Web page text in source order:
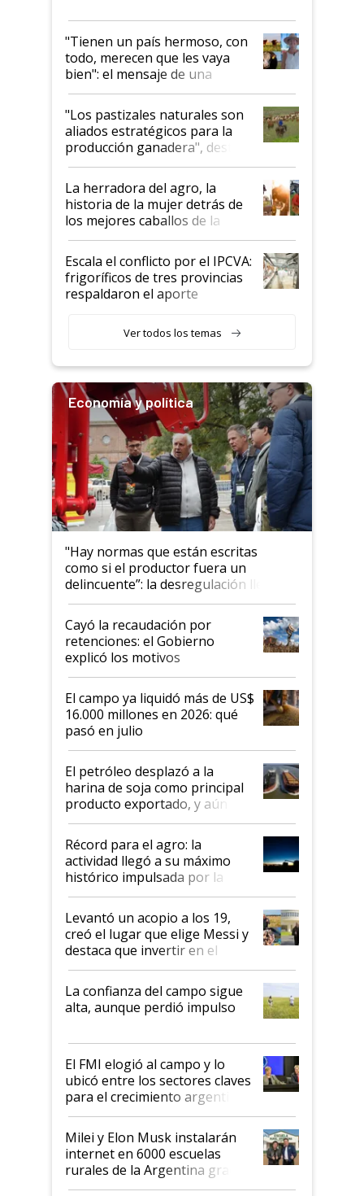
"Tienen un país hermoso, con
todo, merecen que les vaya
bien": el mensaje de una
ganadera uruguaya sobre las
oportunidades que se abren
para el agro en Argentina, con
foco en la carne
"Los pastizales naturales son
aliados estratégicos para la
producción ganadera", destaca
la iniciativa que ya reúne a 46
establecimientos en Argentina
La herradora del agro, la
historia de la mujer detrás de
los mejores caballos de la
Argentina y los mitos que
todavía hacen sufrir a estos
animales: "Mientras me
descalificaban, yo seguí
haciendo currículum"
Escala el conflicto por el IPCVA:
frigoríficos de tres provincias
respaldaron el aporte
Ver todos los temas
Economía y política
"Hay normas que están escritas
como si el productor fuera un
delincuente”: la desregulación llegó
al Congreso Aapresid y hasta se
habló del financiamiento al IPCVA
Cayó la recaudación por
retenciones: el Gobierno
explicó los motivos
El campo ya liquidó más de US$
16.000 millones en 2026: qué
pasó en julio
El petróleo desplazó a la
harina de soja como principal
producto exportado, y aún así
el agro aportó casi seis de cada
diez dólares y sostuvo el
liderazgo en un semestre
récord
Récord para el agro: la
actividad llegó a su máximo
histórico impulsada por la
cosecha y las exportaciones
Levantó un acopio a los 19,
creó el lugar que elige Messi y
destaca que invertir en el
kirchnerismo era como "darle
plata a un hijo para droga":
Juan Félix Rossetti, el libertario
que de una dura crisis salió
de Milei
La confianza del campo sigue
alta, aunque perdió impulso
El FMI elogió al campo y lo
ubicó entre los sectores claves
para el crecimiento argentino
Milei y Elon Musk instalarán
internet en 6000 escuelas
rurales de la Argentina gracias
a un acuerdo con Starlink